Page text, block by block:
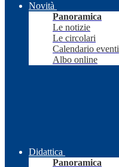
Novità
Panoramica
Le notizie
Le circolari
Calendario eventi
Albo online
Didattica
Panoramica